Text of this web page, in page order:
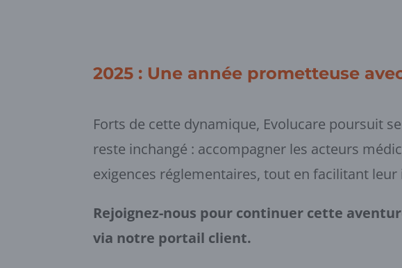
2025 : Une année prometteuse
Forts de cette dynamique, Evolucare poursuit
reste inchangé : accompagner les acteurs
exigences réglementaires, tout en facilitant
Rejoignez-nous pour continuer cette
via notre portail client.